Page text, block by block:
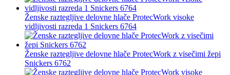
Ženske raztegljive delovne hlače ProtecWork visoke
vidljivosti razreda 1 Snickers 6764
Ženske raztegljive delovne hlače ProtecWork z visečimi žepi
Snickers 6762